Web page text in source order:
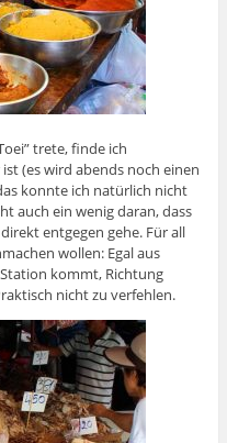
trete, finde ich
(es wird abends noch einen
konnte ich natürlich nicht
auch ein wenig daran, dass
entgegen gehe. Für all
wollen: Egal aus
kommt, Richtung
nicht zu verfehlen.